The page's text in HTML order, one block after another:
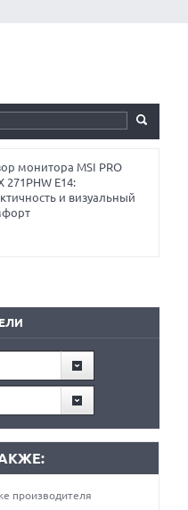
монитора MSI PRO
271PHW E14:
и визуальный
производителя